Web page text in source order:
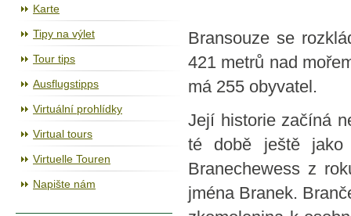
Karte
Tipy na výlet
Tour tips
Ausflugstipps
Virtuální prohlídky
Virtual tours
Virtuelle Touren
Napište nám
Bransouze se
421 metrů nad
má 255 obyvatel.
Její historie začíná
té době ještě jako
Branechewess z
jména Branek.